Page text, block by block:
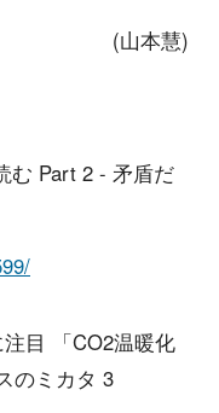
(山本慧)
む Part 2 - 矛盾だ
目 「CO2温暖化
のミカタ 3